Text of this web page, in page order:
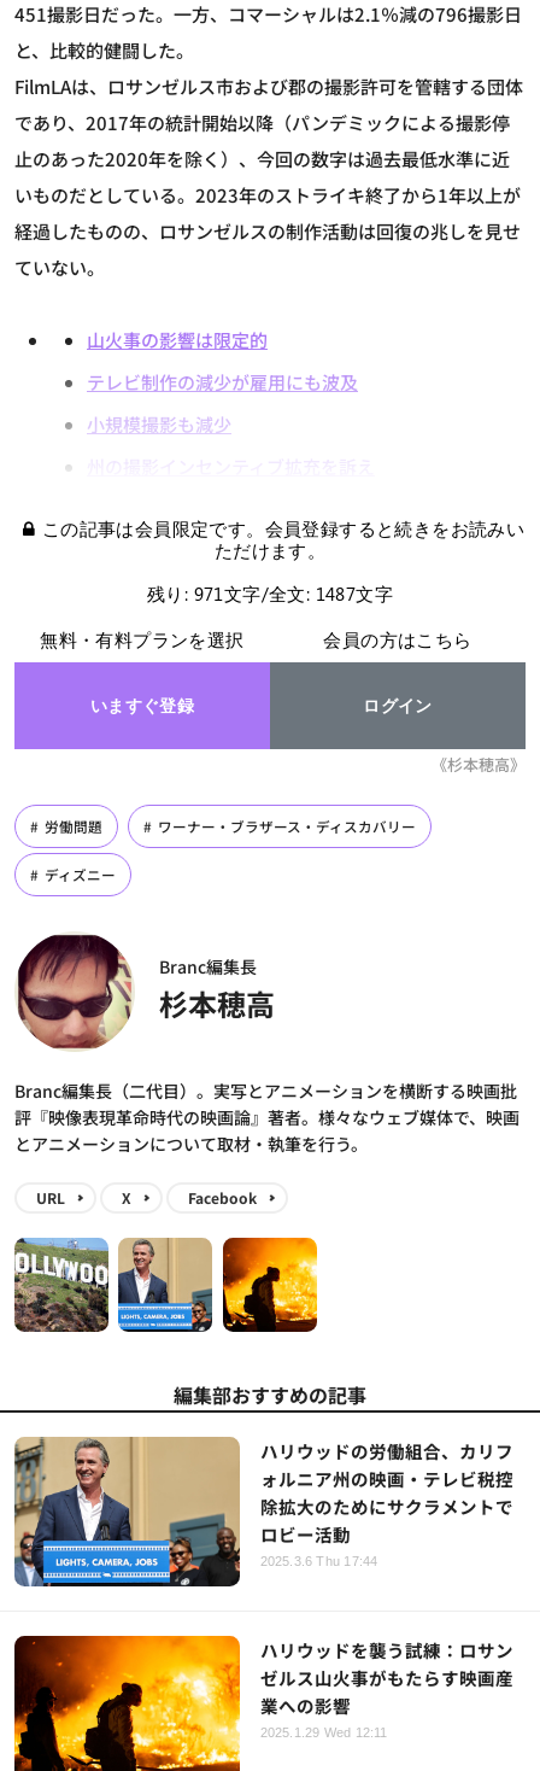
451撮影日だった。一方、コマーシャルは2.1％減の796撮影日
と、比較的健闘した。
FilmLAは、ロサンゼルス市および郡の撮影許可を管轄する団体
であり、2017年の統計開始以降（パンデミックによる撮影停
止のあった2020年を除く）、今回の数字は過去最低水準に近
いものだとしている。2023年のストライキ終了から1年以上が
経過したものの、ロサンゼルスの制作活動は回復の兆しを見せ
ていない。
山火事の影響は限定的
テレビ制作の減少が雇用にも波及
小規模撮影も減少
州の撮影インセンティブ拡充を訴え
この記事は会員限定です。会員登録すると続きをお読みい
ただけます。
残り: 971文字/全文: 1487文字
無料・有料プランを選択
いますぐ登録
会員の方はこちら
ログイン
《杉本穂高》
労働問題 ワーナー・ブラザース・ディスカバリー
ディズニー
Branc編集長
杉本穂高
Branc編集長（二代目）。実写とアニメーションを横断する映画批
評『映像表現革命時代の映画論』著者。様々なウェブ媒体で、映画
とアニメーションについて取材・執筆を行う。
URL X Facebook
編集部おすすめの記事
ハリウッドの労働組合、カリフ
ォルニア州の映画・テレビ税控
除拡大のためにサクラメントで
ロビー活動
2025.3.6 Thu 17:44
ハリウッドを襲う試練：ロサン
ゼルス山火事がもたらす映画産
業への影響
2025.1.29 Wed 12:11